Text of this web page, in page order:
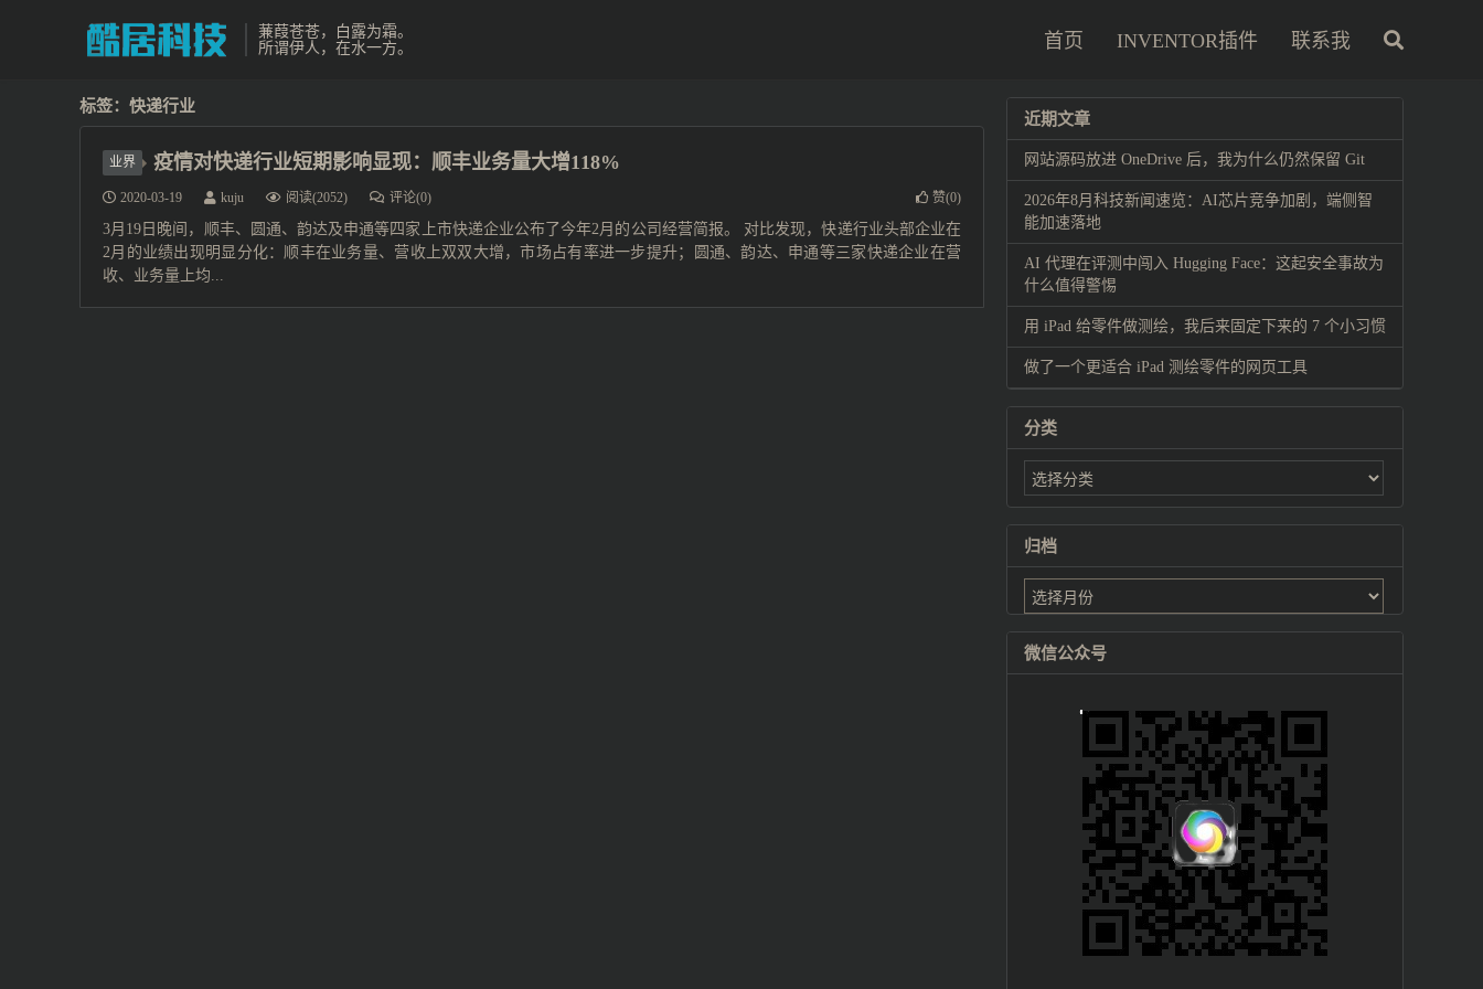
蒹葭苍苍，白露为霜。
所谓伊人，在水一方。
首页 INVENTOR插件 联系我
标签：快递行业
业界 疫情对快递行业短期影响显现：顺丰业务量大增118%
2020-03-19 kuju 阅读(2052) 评论(0) 赞(0)
3月19日晚间，顺丰、圆通、韵达及申通等四家上市快递企业公布了今年2月的公司经营简报。 对比发现，快递行业头部企业在
2月的业绩出现明显分化：顺丰在业务量、营收上双双大增，市场占有率进一步提升；圆通、韵达、申通等三家快递企业在营
收、业务量上均...
近期文章
网站源码放进 OneDrive 后，我为什么仍然保留 Git
2026年8月科技新闻速览：AI芯片竞争加剧，端侧智
能加速落地
AI 代理在评测中闯入 Hugging Face：这起安全事故为
什么值得警惕
用 iPad 给零件做测绘，我后来固定下来的 7 个小习惯
做了一个更适合 iPad 测绘零件的网页工具
分类
归档
微信公众号